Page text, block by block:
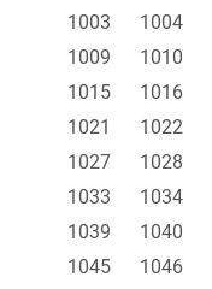
1003
1004
1009
1010
1015
1016
1021
1022
1027
1028
1033
1034
1039
1040
1045
1046